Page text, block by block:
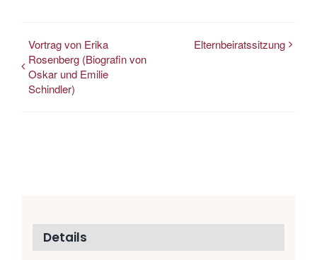
Vortrag von Erika
Rosenberg (Biografin von
Oskar und Emilie
Schindler)
Elternbeiratssitzung
Details